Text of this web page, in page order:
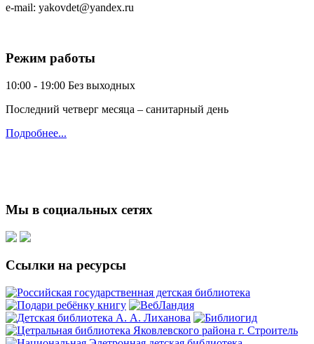
e-mail: yakovdet@yandex.ru
Режим работы
10:00 - 19:00 Без выходных
Последний четверг месяца – санитарный день
Подробнее...
Мы в социальных сетях
Ссылки на ресурсы